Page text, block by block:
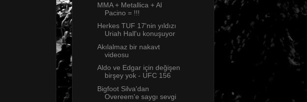
MMA + Metallica + Al
Pacino = !!!
Herkes TUF 17'nin yıldızı
Uriah Hall'u konuşuyor
Akılalmaz bir nakavt
videosu
Aldo ve Edgar için değişen
birşey yok - UFC 156
Bigfoot Silva'dan
Overeem'e saygı sevgi